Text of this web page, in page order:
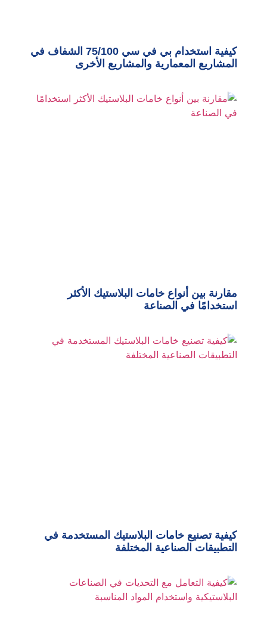
كيفية استخدام بي في سي 75/100 الشفاف في
المشاريع المعمارية والمشاريع الأخرى
مقارنة بين أنواع خامات البلاستيك الأكثر
استخدامًا في الصناعة
كيفية تصنيع خامات البلاستيك المستخدمة في
التطبيقات الصناعية المختلفة